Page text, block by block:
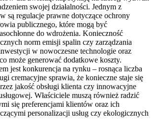
swojej działalności. Jednym z
są regulacje prawne dotyczące ochrony
publicznego, które mogą być
do wdrożenia. Konieczność
norm emisji spalin czy zarządzania
w nowoczesne technologie oraz
może generować dodatkowe koszty.
jest konkurencja na rynku – rosnąca liczba
cremacyjne sprawia, że konieczne staje się
jakość obsługi klienta czy innowacyjne
Właściciele muszą również radzić
się preferencjami klientów oraz ich
personalizacji usług czy ekologicznych